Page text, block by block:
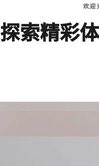
欢迎
探索精彩